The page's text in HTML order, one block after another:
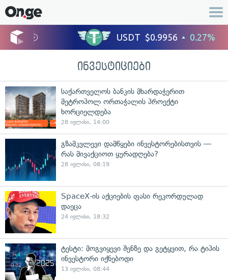
ინვესტიციები
საქართველოს ბანკის მხარდაჭერით
მეტროპოლ ორთაჭალის პროექტი
ხორციელდება
28 ივლისი, 14:00
გზამკვლევი დამწყები ინვესტორებისთვის —
რას მივაქციოთ ყურადღება?
28 ივლისი, 08:19
SpaceX-ის აქციების ფასი რეკორდულად
დაეცა
24 ივლისი, 18:32
ტესტი: მოგვიყევი შენზე და გეტყვით, რა ტიპის
ინვესტორი იქნებოდი
13 ივლისი, 08:44